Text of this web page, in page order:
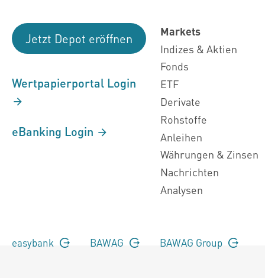
Jetzt Depot eröffnen
Wertpapierportal Login
eBanking Login
Markets
Indizes & Aktien
Fonds
ETF
Derivate
Rohstoffe
Anleihen
Währungen & Zinsen
Nachrichten
Analysen
easybank BAWAG BAWAG Group